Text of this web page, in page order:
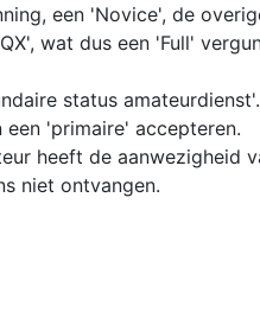
een 'Novice', de
wat dus een 'Full'
status
'primaire' accepteren.
heeft de aanwezigheid
niet ontvangen.